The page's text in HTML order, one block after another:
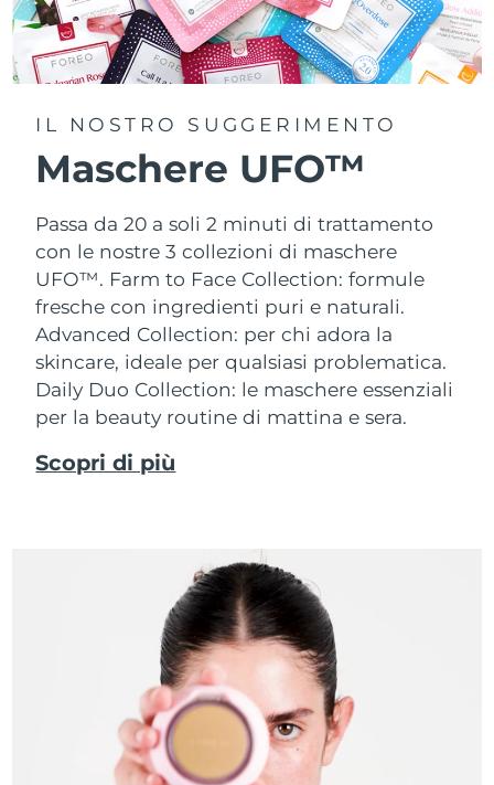
IL NOSTRO SUGGERIMENTO
Maschere UFO™
Passa da 20 a soli 2 minuti di trattamento
con le nostre 3 collezioni di maschere
UFO™. Farm to Face Collection: formule
fresche con ingredienti puri e naturali.
Advanced Collection: per chi adora la
skincare, ideale per qualsiasi problematica.
Daily Duo Collection: le maschere essenziali
per la beauty routine di mattina e sera.
Scopri di più